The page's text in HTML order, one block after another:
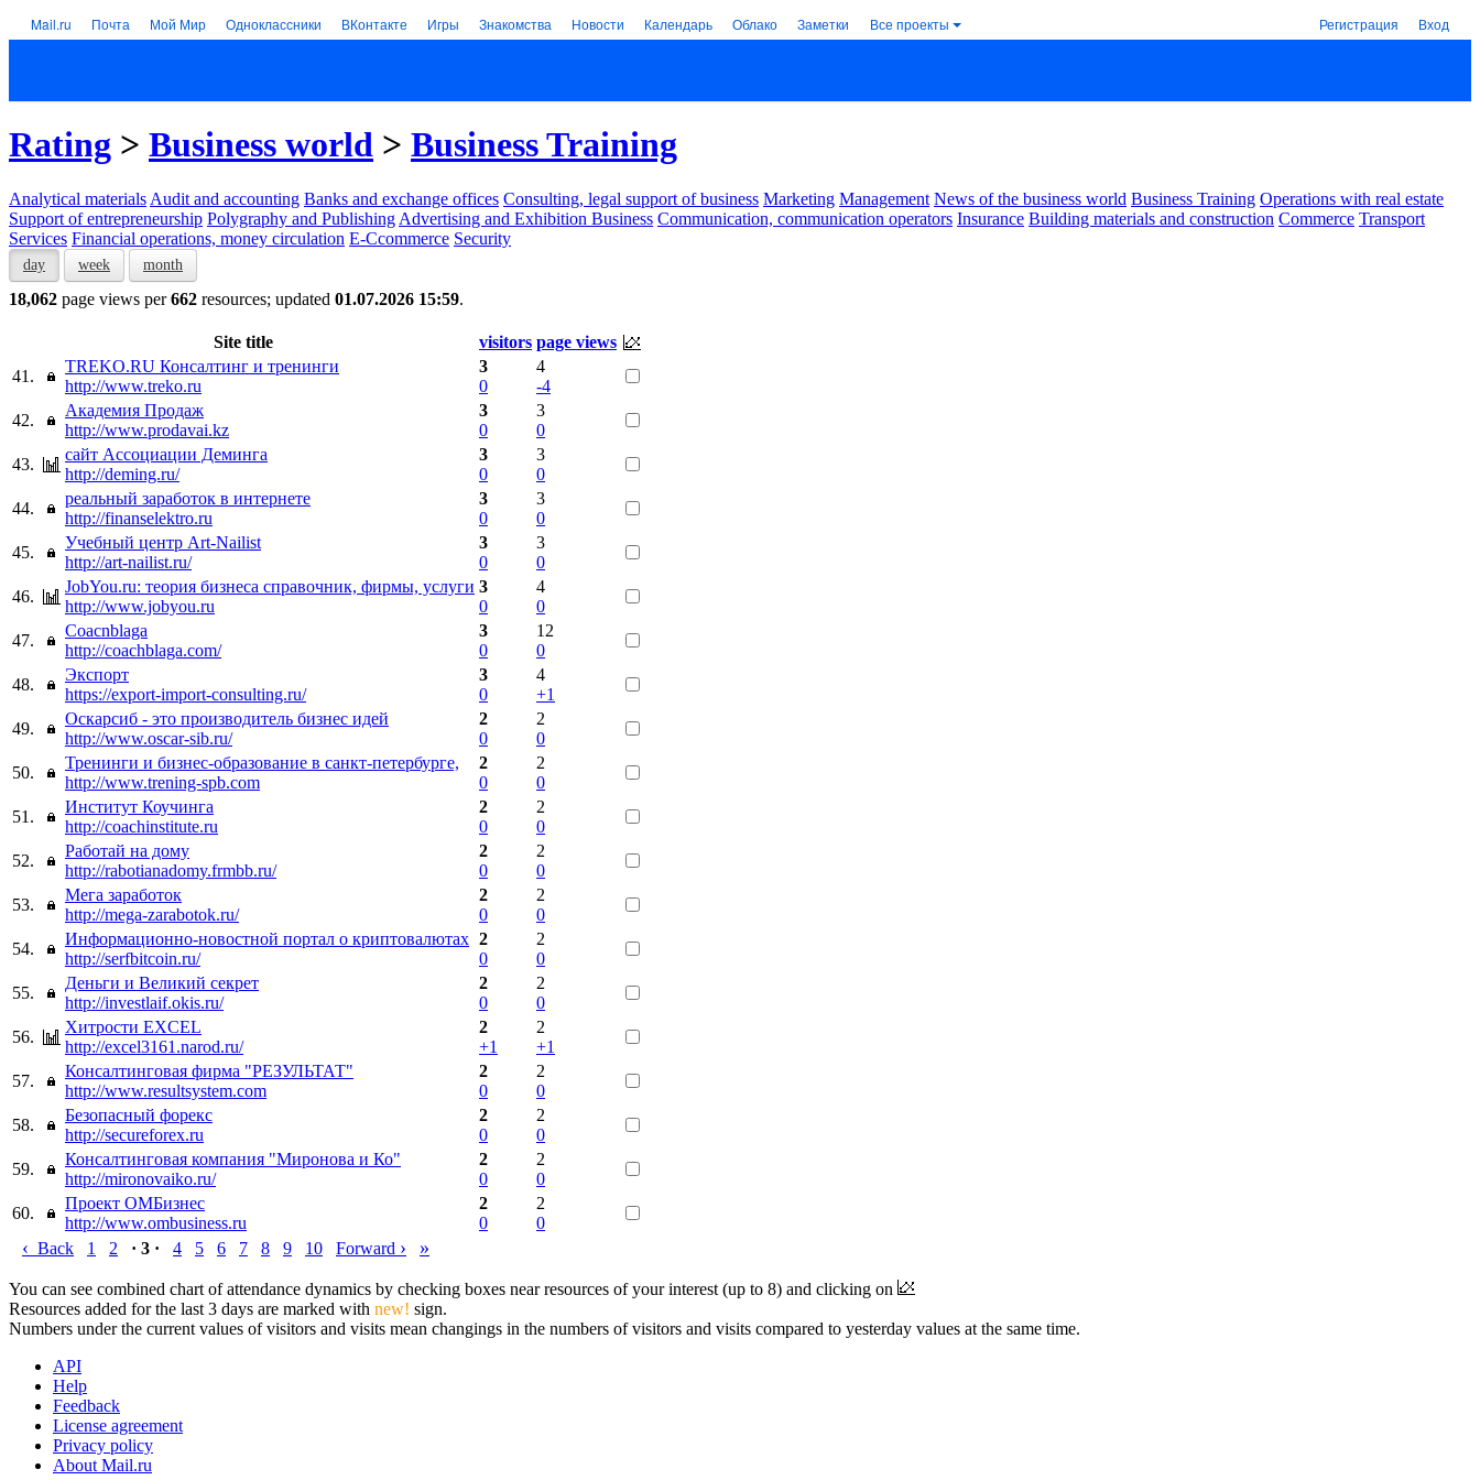
Mail.ru Почта Мой Мир Одноклассники ВКонтакте Игры Знакомства Новости Календарь Облако Заметки Все проекты Регистрация Вход
Rating > Business world > Business Training
Analytical materials Audit and accounting Banks and exchange offices Consulting, legal support of business Marketing Management News of the business world Business Training Operations with real estate
Support of entrepreneurship Polygraphy and Publishing Advertising and Exhibition Business Communication, communication operators Insurance Building materials and construction Commerce Transport
Services Financial operations, money circulation E-Ccommerce Security
day week month
18,062 page views per662 resources; updated 01.07.2026 15:59.
Site title visitors page views
41.
TREKO.RU Консалтинг и тренинги
http://www.treko.ru
3
0
4
-4
42.
Академия Продаж
http://www.prodavai.kz
3
0
3
0
43.
сайт Ассоциации Деминга
http://deming.ru/
3
0
3
0
44.
реальный заработок в интернете
http://finanselektro.ru
3
0
3
0
45.
Учебный центр Art-Nailist
http://art-nailist.ru/
3
0
3
0
46.
JobYou.ru: теория бизнеса справочник, фирмы, услуги
http://www.jobyou.ru
3
0
4
0
47.
Coacnblaga
http://coachblaga.com/
3
0
12
0
48.
Экспорт
https://export-import-consulting.ru/
3
0
4
+1
49.
Оскарсиб - это производитель бизнес идей
http://www.oscar-sib.ru/
2
0
2
0
50.
Тренинги и бизнес-образование в санкт-петербурге,
http://www.trening-spb.com
2
0
2
0
51.
Институт Коучинга
http://coachinstitute.ru
2
0
2
0
52.
Работай на дому
http://rabotianadomy.frmbb.ru/
2
0
2
0
53.
Мега заработок
http://mega-zarabotok.ru/
2
0
2
0
54.
Информационно-новостной портал о криптовалютах
http://serfbitcoin.ru/
2
0
2
0
55.
Деньги и Великий секрет
http://investlaif.okis.ru/
2
0
2
0
56.
Хитрости EXCEL
http://excel3161.narod.ru/
2
+1
2
+1
57.
Консалтинговая фирма "РЕЗУЛЬТАТ"
http://www.resultsystem.com
2
0
2
0
58.
Безопасный форекс
http://secureforex.ru
2
0
2
0
59.
Консалтинговая компания "Миронова и Ко"
http://mironovaiko.ru/
2
0
2
0
60.
Проект ОМБизнес
http://www.ombusiness.ru
2
0
2
0
‹ Back 1 2 · 3 · 4 5 6 7 8 9 10 Forward › »
You can see combined chart of attendance dynamics by checking boxes near resources of your interest (up to 8) and clicking on
Resources added for the last 3 days are marked with new! sign.
Numbers under the current values of visitors and visits mean changings in the numbers of visitors and visits compared to yesterday values at the same time.
API
Help
Feedback
License agreement
Privacy policy
About Mail.ru